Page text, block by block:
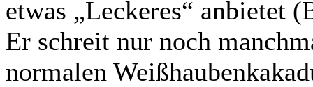
etwas „Leckeres“ anbietet
Er schreit nur noch
normalen